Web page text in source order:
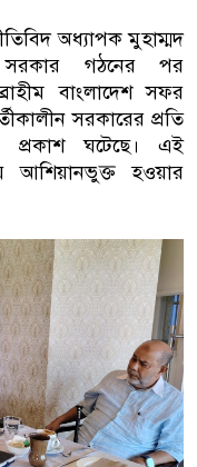
অধ্যাপক মুহাম্মদ
সরকার গঠনের পর
বাংলাদেশ সফর
সরকারের প্রতি
প্রকাশ ঘটেছে। এই
আশিয়ানভুক্ত হওয়ার